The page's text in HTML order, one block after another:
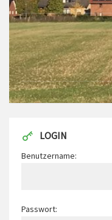
LOGIN
Benutzername:
Passwort: